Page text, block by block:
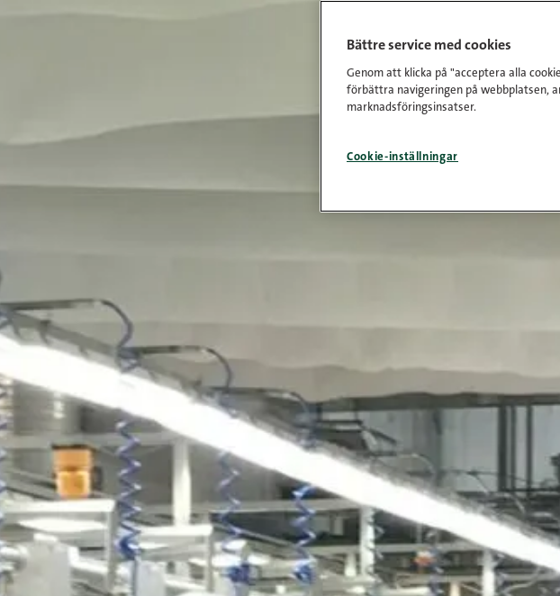
Bättre service med cookies
Genom att klicka på "acceptera alla
förbättra navigeringen på webbplatsen,
marknadsföringsinsatser.
Cookie-inställningar